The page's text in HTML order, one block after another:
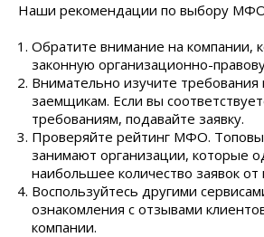
Наши рекомендации по выбору
Обратите внимание на компании,
законную организационно-
Внимательно изучите требования
заемщикам. Если вы
требованиям, подавайте заявку.
Проверяйте рейтинг МФО.
занимают организации, которые
наибольшее количество заявок от
Воспользуйтесь другими
ознакомления с отзывами
компании.